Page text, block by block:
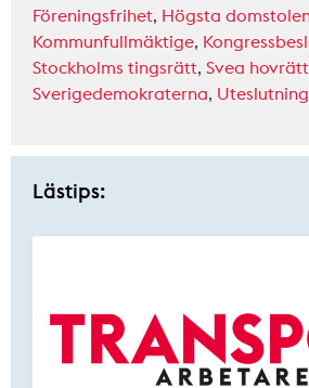
Föreningsfrihet, Högsta
Kommunfullmäktige,
Stockholms tingsrätt, Svea hovrätt
Sverigedemokraterna, Uteslutning
Lästips: